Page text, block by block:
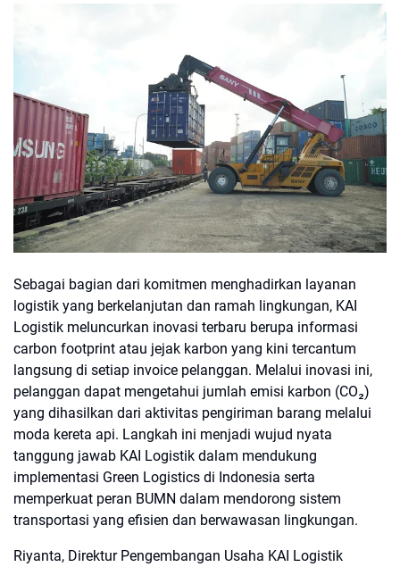
Sebagai bagian dari komitmen menghadirkan layanan
logistik yang berkelanjutan dan ramah lingkungan, KAI
Logistik meluncurkan inovasi terbaru berupa informasi
carbon footprint atau jejak karbon yang kini tercantum
langsung di setiap invoice pelanggan. Melalui inovasi ini,
pelanggan dapat mengetahui jumlah emisi karbon (CO₂)
yang dihasilkan dari aktivitas pengiriman barang melalui
moda kereta api. Langkah ini menjadi wujud nyata
tanggung jawab KAI Logistik dalam mendukung
implementasi Green Logistics di Indonesia serta
memperkuat peran BUMN dalam mendorong sistem
transportasi yang efisien dan berwawasan lingkungan.
Riyanta, Direktur Pengembangan Usaha KAI Logistik